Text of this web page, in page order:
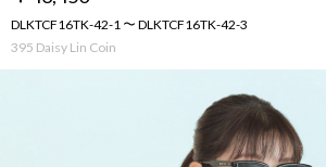
DLKTCF16TK-42-1 ～ DLKTCF16TK-42-3
395 Daisy Lin Coin